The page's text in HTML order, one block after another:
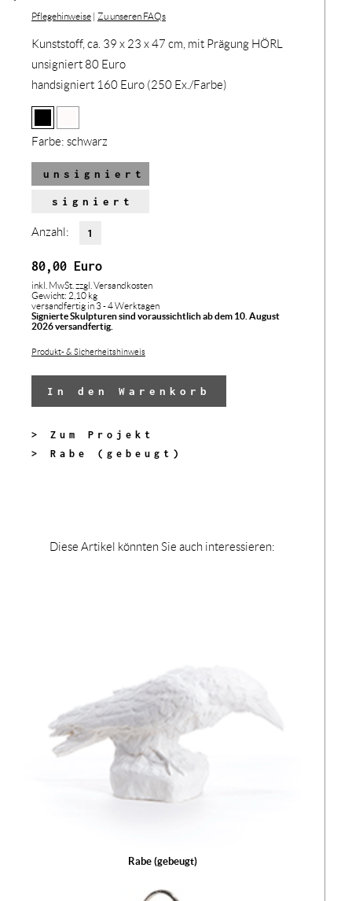
Pflegehinweise | Zu unseren FAQs
Kunststoff, ca. 39 x 23 x 47 cm, mit Prägung HÖRL
unsigniert 80 Euro
handsigniert 160 Euro (250 Ex./Farbe)
Farbe: schwarz
unsigniert
signiert
Anzahl:
80,00 Euro
inkl. MwSt. zzgl. Versandkosten
Gewicht: 2,10 kg
versandfertig in 3 - 4 Werktagen
Signierte Skulpturen sind voraussichtlich ab dem 10. August
2026 versandfertig.
Produkt- & Sicherheitshinweis
In den Warenkorb
> Zum Projekt
> Rabe (gebeugt)
Diese Artikel könnten Sie auch interessieren:
Rabe (gebeugt)